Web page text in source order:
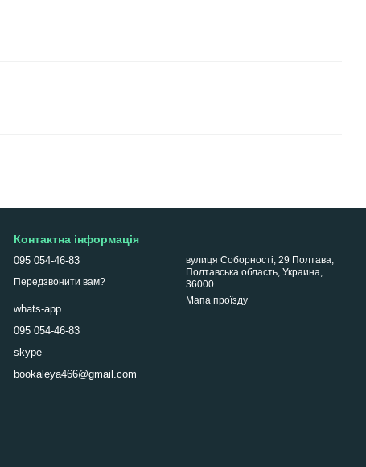
Контактна інформація
095 054-46-83
Передзвонити вам?
whats-app
095 054-46-83
skype
bookaleya466@gmail.com
вулиця Соборності, 29 Полтава,
Полтавська область, Украина,
36000
Мапа проїзду